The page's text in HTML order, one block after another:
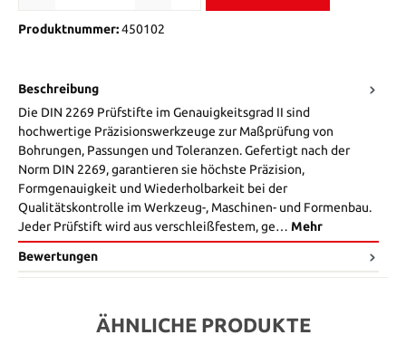
Produktnummer:450102
Beschreibung
Die DIN 2269 Prüfstifte im Genauigkeitsgrad II sind
hochwertige Präzisionswerkzeuge zur Maßprüfung von
Bohrungen, Passungen und Toleranzen. Gefertigt nach der
Norm DIN 2269, garantieren sie höchste Präzision,
Formgenauigkeit und Wiederholbarkeit bei der
Qualitätskontrolle im Werkzeug-, Maschinen- und Formenbau.
Jeder Prüfstift wird aus verschleißfestem, ge… Mehr
Bewertungen
ÄHNLICHE PRODUKTE